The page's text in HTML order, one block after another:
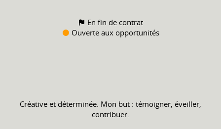
En fin de contrat
Ouverte aux opportunités
Créative et déterminée. Mon but : témoigner, éveiller,
contribuer.